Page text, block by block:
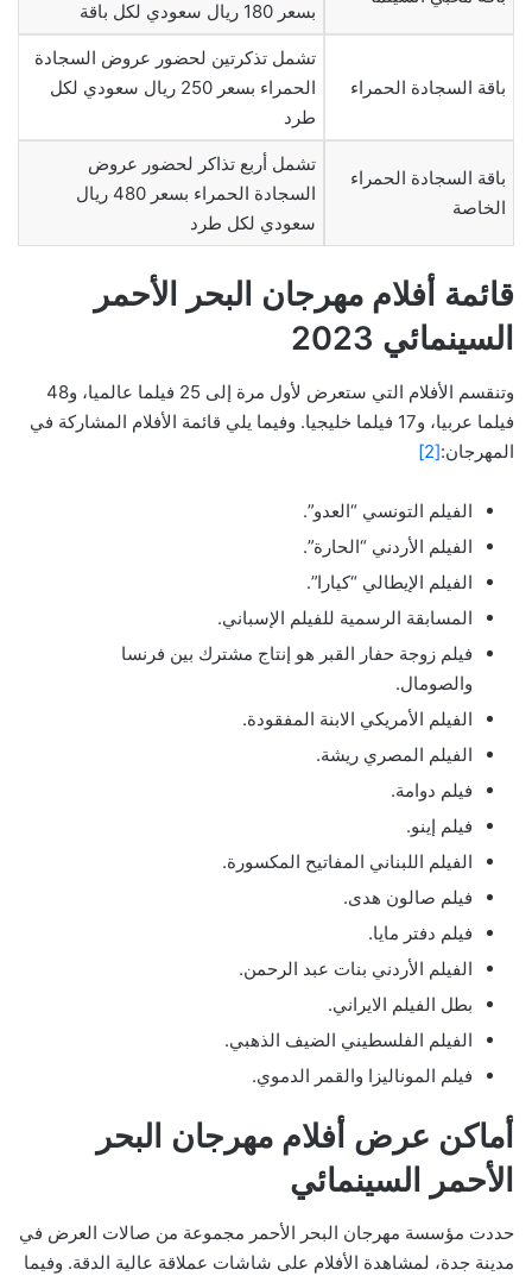
بسعر 180 ريال سعودي لكل باقة
باقة السجادة الحمراء
تشمل تذكرتين لحضور عروض السجادة
الحمراء بسعر 250 ريال سعودي لكل
طرد
باقة السجادة الحمراء
الخاصة
تشمل أربع تذاكر لحضور عروض
السجادة الحمراء بسعر 480 ريال
سعودي لكل طرد
قائمة أفلام مهرجان البحر الأحمر
السينمائي 2023
وتنقسم الأفلام التي ستعرض لأول مرة إلى 25 فيلما عالميا، و48
فيلما عربيا، و17 فيلما خليجيا. وفيما يلي قائمة الأفلام المشاركة في
المهرجان:[2]
الفيلم التونسي “العدو”.
الفيلم الأردني “الحارة”.
الفيلم الإيطالي “كيارا”.
المسابقة الرسمية للفيلم الإسباني.
فيلم زوجة حفار القبر هو إنتاج مشترك بين فرنسا
والصومال.
الفيلم الأمريكي الابنة المفقودة.
الفيلم المصري ريشة.
فيلم دوامة.
فيلم إينو.
الفيلم اللبناني المفاتيح المكسورة.
فيلم صالون هدى.
فيلم دفتر مايا.
الفيلم الأردني بنات عبد الرحمن.
بطل الفيلم الايراني.
الفيلم الفلسطيني الضيف الذهبي.
فيلم الموناليزا والقمر الدموي.
أماكن عرض أفلام مهرجان البحر
الأحمر السينمائي
حددت مؤسسة مهرجان البحر الأحمر مجموعة من صالات العرض في
مدينة جدة، لمشاهدة الأفلام على شاشات عملاقة عالية الدقة. وفيما